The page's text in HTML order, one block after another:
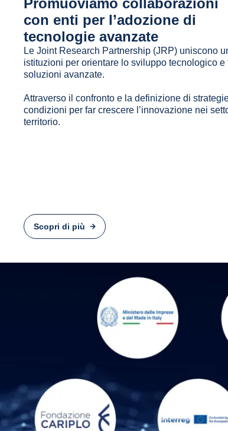
Promuoviamo collaborazioni
con enti per l’adozione di
tecnologie avanzate
Le Joint Research Partnership (JRP) uniscono
istituzioni per orientare lo sviluppo tecnologico e
soluzioni avanzate.
Attraverso il confronto e la definizione di
condizioni per far crescere l’innovazione nei
territorio.
Scopri di più